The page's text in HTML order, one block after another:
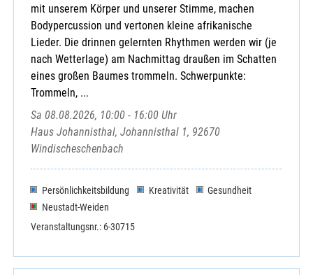
mit unserem Körper und unserer Stimme, machen
Bodypercussion und vertonen kleine afrikanische
Lieder. Die drinnen gelernten Rhythmen werden wir (je
nach Wetterlage) am Nachmittag draußen im Schatten
eines großen Baumes trommeln. Schwerpunkte:
Trommeln, ...
Sa 08.08.2026, 10:00 - 16:00 Uhr
Haus Johannisthal, Johannisthal 1, 92670
Windischeschenbach
Persönlichkeitsbildung Kreativität
Gesundheit
Neustadt-Weiden
Veranstaltungsnr.: 6-30715